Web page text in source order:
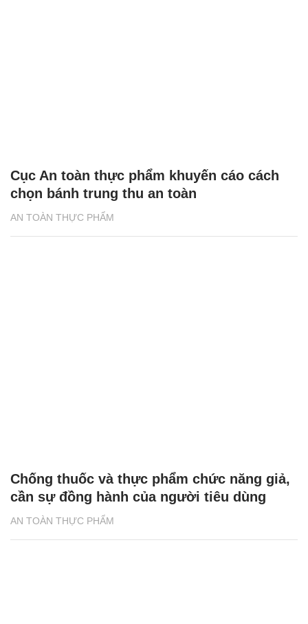
AN TOÀN THỰC PHẨM
Cục An toàn thực phẩm khuyến cáo cách
chọn bánh trung thu an toàn
AN TOÀN THỰC PHẨM
Chống thuốc và thực phẩm chức năng giả,
cần sự đồng hành của người tiêu dùng